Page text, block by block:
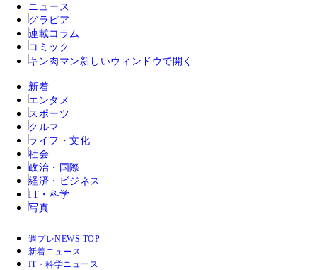
ニュース
グラビア
連載コラム
コミック
キン肉マン 新しいウィンドウで開く
新着
エンタメ
スポーツ
クルマ
ライフ・文化
社会
政治・国際
経済・ビジネス
IT・科学
写真
週プレNEWS TOP
新着ニュース
IT・科学ニュース